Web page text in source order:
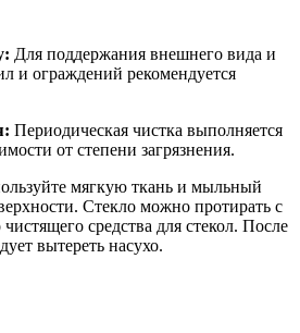
Для поддержания внешнего вида и
и ограждений рекомендуется
Периодическая чистка выполняется
от степени загрязнения.
мягкую ткань и мыльный
Стекло можно протирать с
средства для стекол. После
вытереть насухо.